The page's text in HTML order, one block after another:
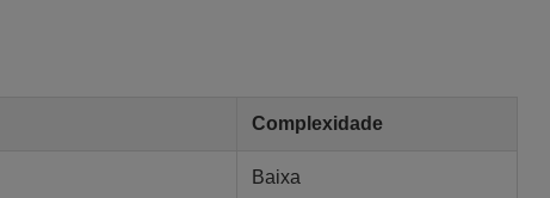
Complexidade
Baixa